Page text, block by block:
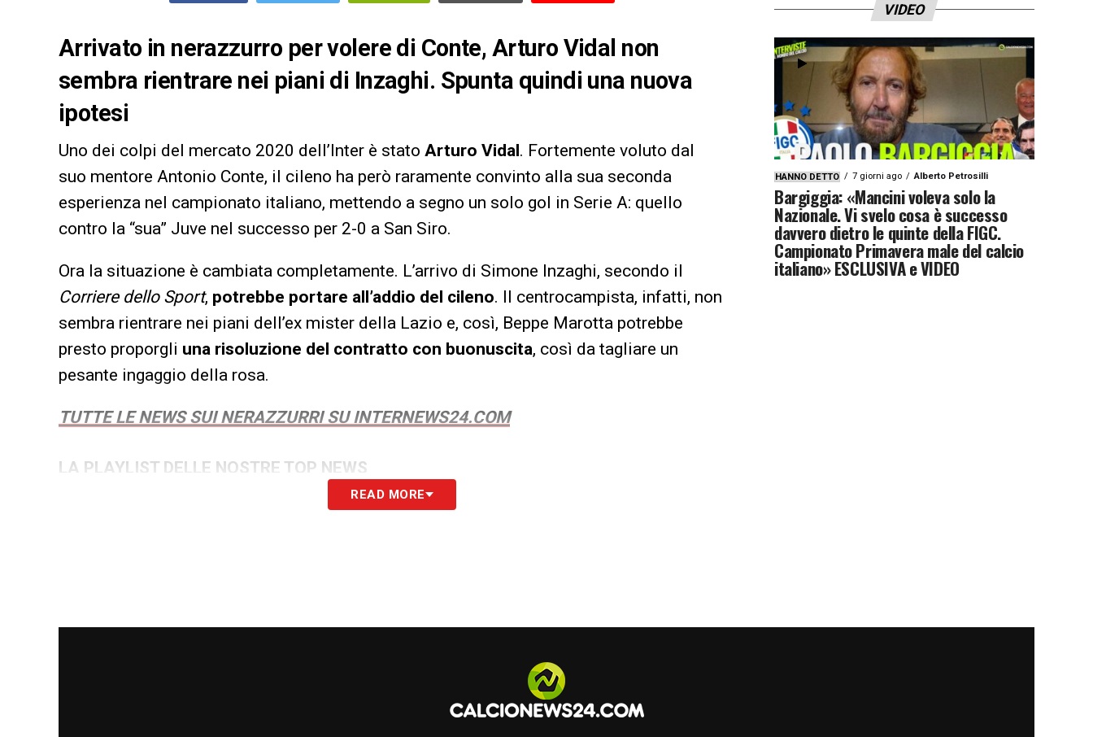
Arrivato in nerazzurro per volere di Conte, Arturo Vidal non
sembra rientrare nei piani di Inzaghi. Spunta quindi una nuova
ipotesi
Uno dei colpi del mercato 2020 dell’Inter è stato Arturo Vidal. Fortemente voluto dal
suo mentore Antonio Conte, il cileno ha però raramente convinto alla sua seconda
esperienza nel campionato italiano, mettendo a segno un solo gol in Serie A: quello
contro la “sua” Juve nel successo per 2-0 a San Siro.
Ora la situazione è cambiata completamente. L’arrivo di Simone Inzaghi, secondo il
Corriere dello Sport, potrebbe portare all’addio del cileno. Il centrocampista, infatti, non
sembra rientrare nei piani dell’ex mister della Lazio e, così, Beppe Marotta potrebbe
presto proporgli una risoluzione del contratto con buonuscita, così da tagliare un
pesante ingaggio della rosa.
TUTTE LE NEWS SUI NERAZZURRI SU INTERNEWS24.COM
LA PLAYLIST DELLE NOSTRE TOP NEWS
READ MORE
VIDEO
HANNO DETTO 7 giorni ago Alberto Petrosilli
Bargiggia: «Mancini voleva solo la
Nazionale. Vi svelo cosa è successo
davvero dietro le quinte della FIGC.
Campionato Primavera male del calcio
italiano» ESCLUSIVA e VIDEO